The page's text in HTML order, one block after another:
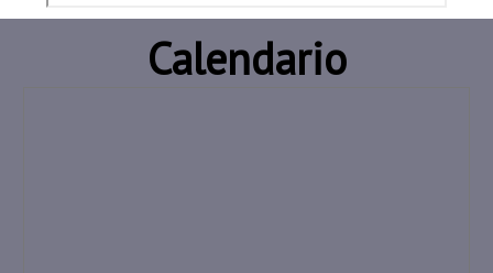
Calendario